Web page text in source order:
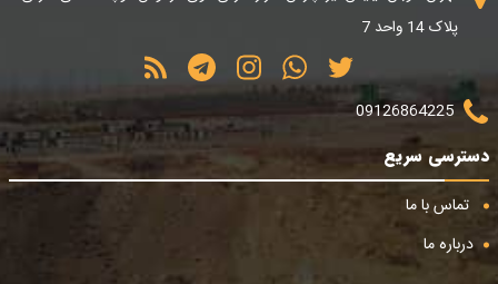
پلاک 14 واحد 7
09126864225
دسترسی سریع
تماس با ما
درباره ما